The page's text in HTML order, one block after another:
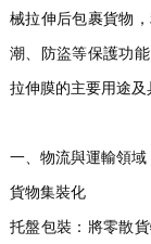
械拉伸后包裹貨物
潮、防盜等保護功
拉伸膜的主要用途及
一、物流與運輸領域
貨物集裝化
托盤包裝：將零散